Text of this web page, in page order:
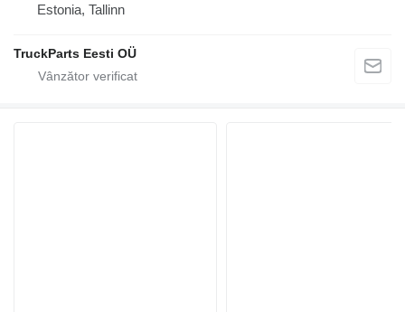
Estonia, Tallinn
TruckParts Eesti OÜ